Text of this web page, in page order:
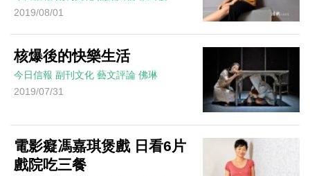
2019/08/01
核爆後的快樂生活
今日信報 副刊文化 藝文評論 佛琳
2019/07/31
電影癡馮嘉琪煲戲 日看6片
戲院吃三餐